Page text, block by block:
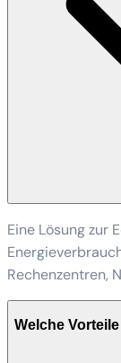
Eine Lösung zur
Rechenzentren,
Welche